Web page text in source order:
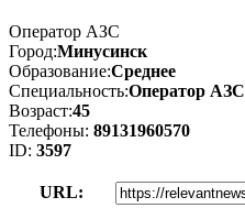
Оператор АЗС
Город:Минусинск
Образование:Среднее
Специальность:Оператор АЗС
Возраст:45
Телефоны: 89131960570
ID: 3597
URL: